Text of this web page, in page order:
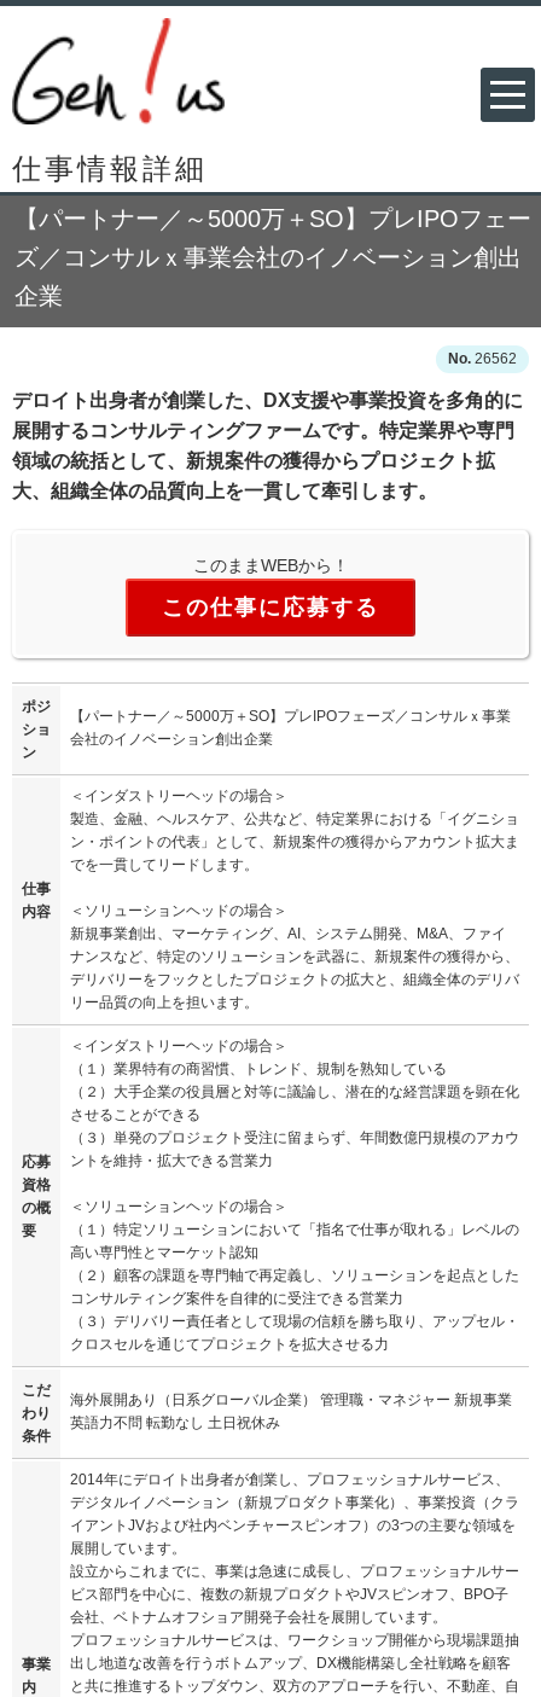
仕事情報詳細
【パートナー／～5000万＋SO】プレIPOフェー
ズ／コンサルｘ事業会社のイノベーション創出
企業
26562
デロイト出身者が創業した、DX支援や事業投資を多角的に
展開するコンサルティングファームです。特定業界や専門
領域の統括として、新規案件の獲得からプロジェクト拡
大、組織全体の品質向上を一貫して牽引します。
このままWEBから！
この仕事に応募する
ポジ
ショ
ン
【パートナー／～5000万＋SO】プレIPOフェーズ／コンサルｘ事業
会社のイノベーション創出企業
仕事
内容
＜インダストリーヘッドの場合＞
製造、金融、ヘルスケア、公共など、特定業界における「イグニショ
ン・ポイントの代表」として、新規案件の獲得からアカウント拡大ま
でを一貫してリードします。
＜ソリューションヘッドの場合＞
新規事業創出、マーケティング、AI、システム開発、M&A、ファイ
ナンスなど、特定のソリューションを武器に、新規案件の獲得から、
デリバリーをフックとしたプロジェクトの拡大と、組織全体のデリバ
リー品質の向上を担います。
応募
資格
の概
要
＜インダストリーヘッドの場合＞
（１）業界特有の商習慣、トレンド、規制を熟知している
（２）大手企業の役員層と対等に議論し、潜在的な経営課題を顕在化
させることができる
（３）単発のプロジェクト受注に留まらず、年間数億円規模のアカウ
ントを維持・拡大できる営業力
＜ソリューションヘッドの場合＞
（１）特定ソリューションにおいて「指名で仕事が取れる」レベルの
高い専門性とマーケット認知
（２）顧客の課題を専門軸で再定義し、ソリューションを起点とした
コンサルティング案件を自律的に受注できる営業力
（３）デリバリー責任者として現場の信頼を勝ち取り、アップセル・
クロスセルを通じてプロジェクトを拡大させる力
こだ
わり
条件
海外展開あり（日系グローバル企業） 管理職・マネジャー 新規事業
英語力不問 転勤なし 土日祝休み
事業
内
2014年にデロイト出身者が創業し、プロフェッショナルサービス、
デジタルイノベーション（新規プロダクト事業化）、事業投資（クラ
イアントJVおよび社内ベンチャースピンオフ）の3つの主要な領域を
展開しています。
設立からこれまでに、事業は急速に成長し、プロフェッショナルサー
ビス部門を中心に、複数の新規プロダクトやJVスピンオフ、BPO子
会社、ベトナムオフショア開発子会社を展開しています。
プロフェッショナルサービスは、ワークショップ開催から現場課題抽
出し地道な改善を行うボトムアップ、DX機能構築し全社戦略を顧客
と共に推進するトップダウン、双方のアプローチを行い、不動産、自